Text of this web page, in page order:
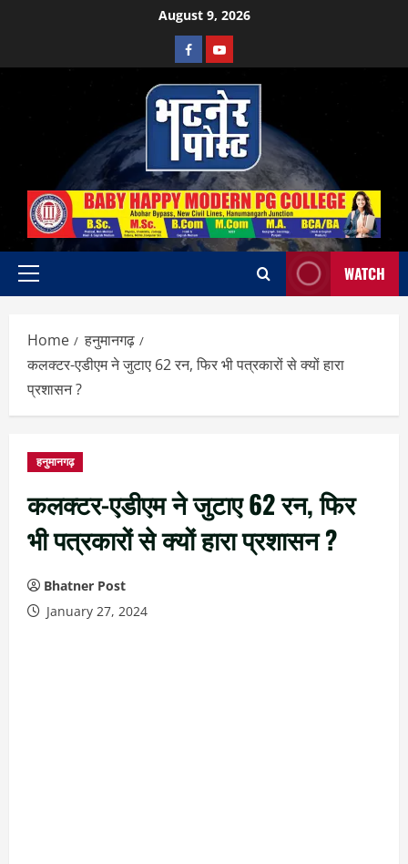
August 9, 2026
Facebook
Youtube
Primary
WATCH
Home
हनुमानगढ़
कलक्टर-एडीएम ने जुटाए 62 रन, फिर भी पत्रकारों से क्यों हारा
प्रशासन ?
हनुमानगढ़
कलक्टर-एडीएम ने जुटाए 62 रन, फिर
भी पत्रकारों से क्यों हारा प्रशासन ?
Bhatner Post
January 27, 2024